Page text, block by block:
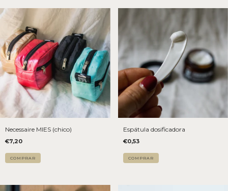
Necessaire MIES (chico)
€7,20
COMPRAR
Espátula dosificadora
€0,53